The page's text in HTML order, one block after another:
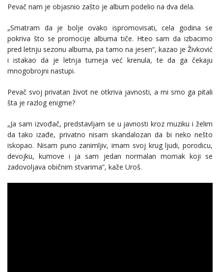
Pevač nam je objasnio zašto je album podelio na dva dela.
„Smatram da je bolje ovako ispromovisati, cela godina se
pokriva što se promocije albuma tiče. Hteo sam da izbacimo
pred letnju sezonu albuma, pa tamo na jesen“, kazao je Živković
i istakao da je letnja turneja već krenula, te da ga čekaju
mnogobrojni nastupi.
Pevač svoj privatan život ne otkriva javnosti, a mi smo ga pitali
šta je razlog enigme?
„Ja sam izvođač, predstavljam se u javnosti kroz muziku i želim
da tako izađe, privatno nisam skandalozan da bi neko nešto
iskopao. Nisam puno zanimljiv, imam svoj krug ljudi, porodicu,
devojku, kumove i ja sam jedan normalan momak koji se
zadovoljava običnim stvarima“, kaže Uroš.